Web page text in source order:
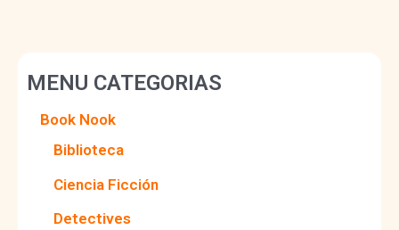
MENU CATEGORIAS
Book Nook
Biblioteca
Ciencia Ficción
Detectives